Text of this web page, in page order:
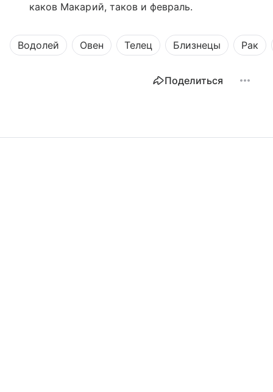
каков Макарий, таков и февраль.
Водолей Овен Телец Близнецы Рак
Поделиться